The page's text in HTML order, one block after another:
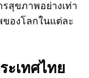
สุขภาพอย่างเท่า
องโลกในแต่ละ
เทศไทย